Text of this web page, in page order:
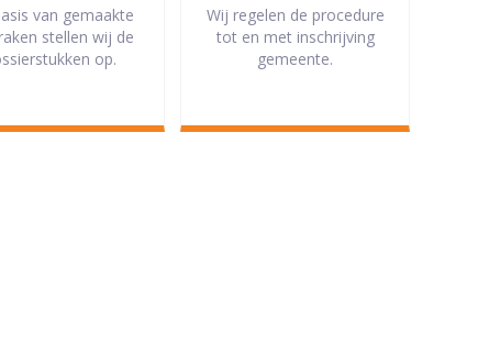
van gemaakte
stellen wij de
op.
Wij regelen de procedure
tot en met inschrijving
gemeente.